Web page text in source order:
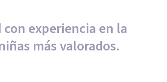
experiencia en la
más valorados.